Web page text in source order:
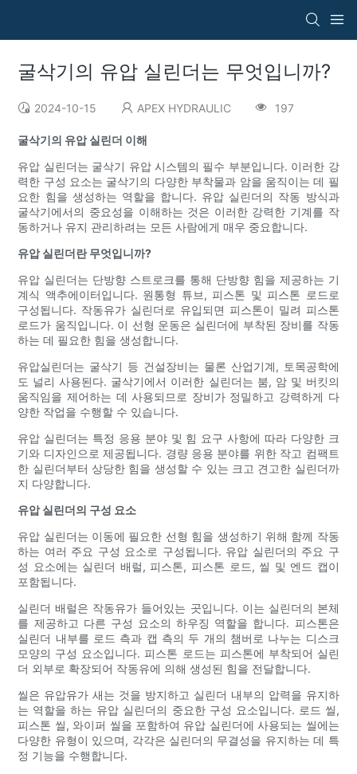
굴삭기의 유압 실린더는 무엇입니까?
2024-10-15 APEX HYDRAULIC 197
굴삭기의 유압 실린더 이해
유압 실린더는 굴삭기 유압 시스템의 필수 부분입니다. 이러한 강
력한 구성 요소는 굴삭기의 다양한 부착물과 암을 움직이는 데 필
요한 힘을 생성하는 역할을 합니다. 유압 실린더의 작동 방식과
굴삭기에서의 중요성을 이해하는 것은 이러한 강력한 기계를 작
동하거나 유지 관리하려는 모든 사람에게 매우 중요합니다.
유압 실린더란 무엇입니까?
유압 실린더는 단방향 스트로크를 통해 단방향 힘을 제공하는 기
계식 액추에이터입니다. 원통형 튜브, 피스톤 및 피스톤 로드로
구성됩니다. 작동유가 실린더로 유입되면 피스톤이 밀려 피스톤
로드가 움직입니다. 이 선형 운동은 실린더에 부착된 장비를 작동
하는 데 필요한 힘을 생성합니다.
유압실린더는 굴삭기 등 건설장비는 물론 산업기계, 토목공학에
도 널리 사용된다. 굴삭기에서 이러한 실린더는 붐, 암 및 버킷의
움직임을 제어하는 ​​데 사용되므로 장비가 정밀하고 강력하게 다
양한 작업을 수행할 수 있습니다.
유압 실린더는 특정 응용 분야 및 힘 요구 사항에 따라 다양한 크
기와 디자인으로 제공됩니다. 경량 응용 분야를 위한 작고 컴팩트
한 실린더부터 상당한 힘을 생성할 수 있는 크고 견고한 실린더까
지 다양합니다.
유압 실린더의 구성 요소
유압 실린더는 이동에 필요한 선형 힘을 생성하기 위해 함께 작동
하는 여러 주요 구성 요소로 구성됩니다. 유압 실린더의 주요 구
성 요소에는 실린더 배럴, 피스톤, 피스톤 로드, 씰 및 엔드 캡이
포함됩니다.
실린더 배럴은 작동유가 들어있는 곳입니다. 이는 실린더의 본체
를 제공하고 다른 구성 요소의 하우징 역할을 합니다. 피스톤은
실린더 내부를 로드 측과 캡 측의 두 개의 챔버로 나누는 디스크
모양의 구성 요소입니다. 피스톤 로드는 피스톤에 부착되어 실린
더 외부로 확장되어 작동유에 의해 생성된 힘을 전달합니다.
씰은 유압유가 새는 것을 방지하고 실린더 내부의 압력을 유지하
는 역할을 하는 유압 실린더의 중요한 구성 요소입니다. 로드 씰,
피스톤 씰, 와이퍼 씰을 포함하여 유압 실린더에 사용되는 씰에는
다양한 유형이 있으며, 각각은 실린더의 무결성을 유지하는 데 특
정 기능을 수행합니다.